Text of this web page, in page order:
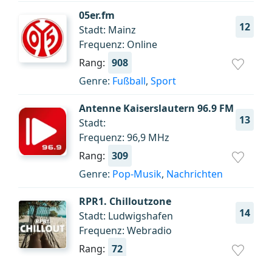
05er.fm
12
Stadt: Mainz
Frequenz: Online
Rang: 908
Genre: Fußball, Sport
Antenne Kaiserslautern 96.9 FM
13
Stadt:
Frequenz: 96,9 MHz
Rang: 309
Genre: Pop-Musik, Nachrichten
RPR1. Chilloutzone
14
Stadt: Ludwigshafen
Frequenz: Webradio
Rang: 72